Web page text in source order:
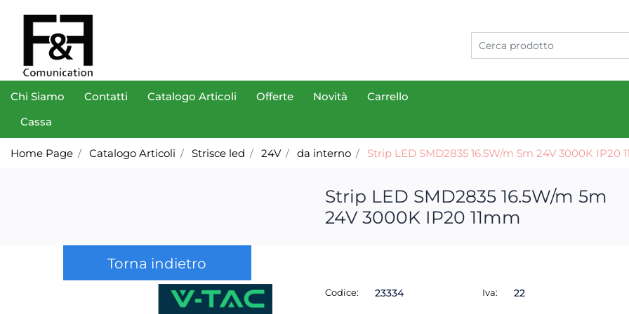
Chi Siamo Contatti Catalogo Articoli Offerte Novità
Carrello
Cassa
Home Page Catalogo Articoli Strisce led 24V da interno Strip LED SMD2835 16.5W/m 5m 24V 3000K IP20
Torna indietro
Strip LED SMD2835 16.5W/m 5m
24V 3000K IP20 11mm
Codice: 23334 Iva: 22